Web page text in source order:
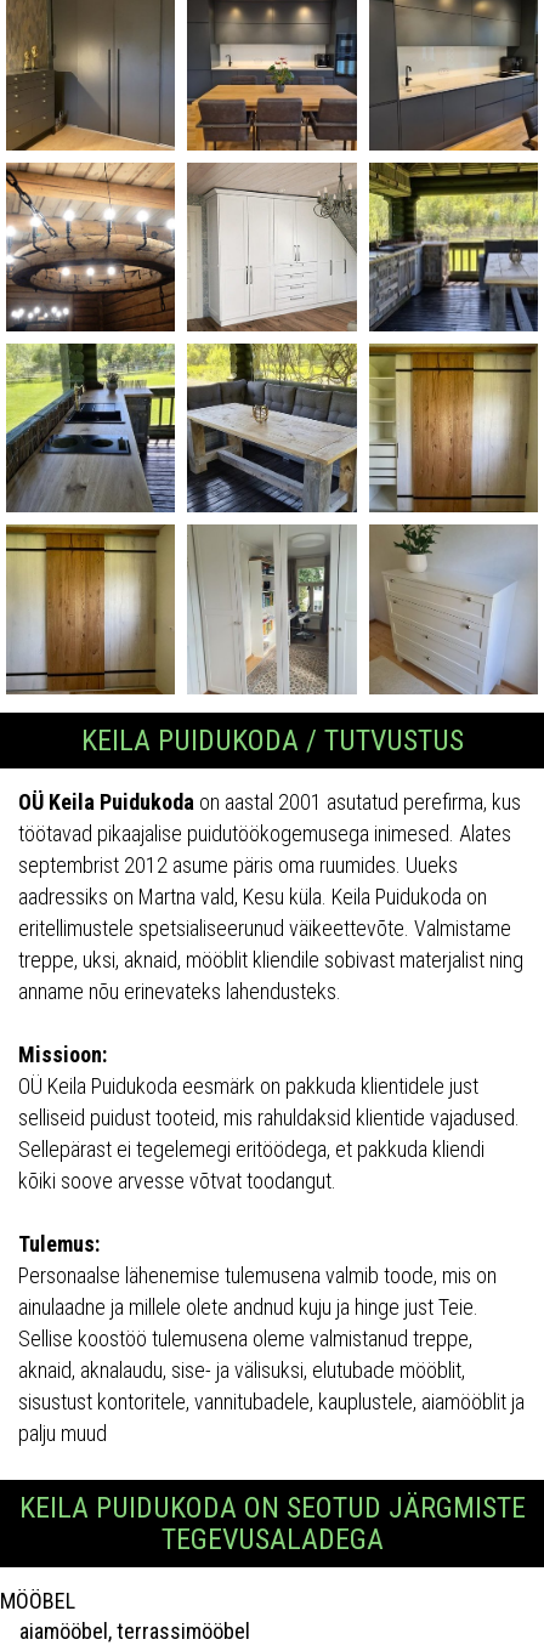
KEILA PUIDUKODA / TUTVUSTUS
OÜ Keila Puidukoda on aastal 2001 asutatud perefirma, kus
töötavad pikaajalise puidutöökogemusega inimesed. Alates
septembrist 2012 asume päris oma ruumides. Uueks
aadressiks on Martna vald, Kesu küla. Keila Puidukoda on
eritellimustele spetsialiseerunud väikeettevõte. Valmistame
treppe, uksi, aknaid, mööblit kliendile sobivast materjalist ning
anname nõu erinevateks lahendusteks.
Missioon:
OÜ Keila Puidukoda eesmärk on pakkuda klientidele just
selliseid puidust tooteid, mis rahuldaksid klientide vajadused.
Sellepärast ei tegelemegi eritöödega, et pakkuda kliendi
kõiki soove arvesse võtvat toodangut.
Tulemus:
Personaalse lähenemise tulemusena valmib toode, mis on
ainulaadne ja millele olete andnud kuju ja hinge just Teie.
Sellise koostöö tulemusena oleme valmistanud treppe,
aknaid, aknalaudu, sise- ja välisuksi, elutubade mööblit,
sisustust kontoritele, vannitubadele, kauplustele, aiamööblit ja
palju muud
KEILA PUIDUKODA ON SEOTUD JÄRGMISTE
TEGEVUSALADEGA
MÖÖBEL
aiamööbel, terrassimööbel